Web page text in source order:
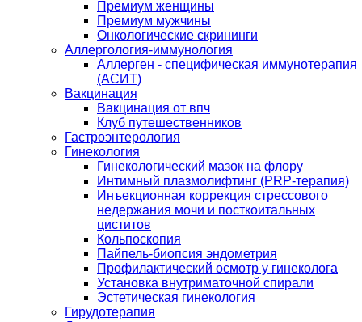
Премиум женщины
Премиум мужчины
Онкологические скрининги
Аллергология-иммунология
Аллерген - специфическая иммунотерапия
(АСИТ)
Вакцинация
Вакцинация от впч
Клуб путешественников
Гастроэнтерология
Гинекология
Гинекологический мазок на флору
Интимный плазмолифтинг (PRP-терапия)
Инъекционная коррекция стрессового
недержания мочи и посткоитальных
циститов
Кольпоскопия
Пайпель-биопсия эндометрия
Профилактический осмотр у гинеколога
Установка внутриматочной спирали
Эстетическая гинекология
Гирудотерапия